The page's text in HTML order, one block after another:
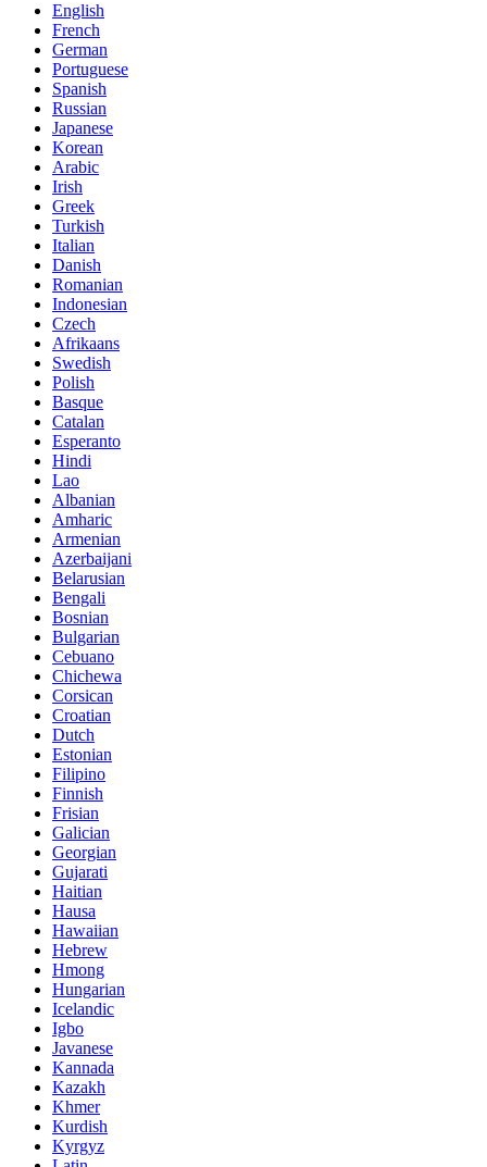
English
French
German
Portuguese
Spanish
Russian
Japanese
Korean
Arabic
Irish
Greek
Turkish
Italian
Danish
Romanian
Indonesian
Czech
Afrikaans
Swedish
Polish
Basque
Catalan
Esperanto
Hindi
Lao
Albanian
Amharic
Armenian
Azerbaijani
Belarusian
Bengali
Bosnian
Bulgarian
Cebuano
Chichewa
Corsican
Croatian
Dutch
Estonian
Filipino
Finnish
Frisian
Galician
Georgian
Gujarati
Haitian
Hausa
Hawaiian
Hebrew
Hmong
Hungarian
Icelandic
Igbo
Javanese
Kannada
Kazakh
Khmer
Kurdish
Kyrgyz